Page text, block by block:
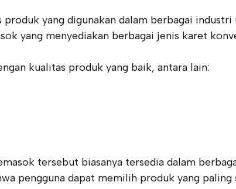
yang digunakan dalam berbagai
yang menyediakan berbagai jenis karet
kualitas produk yang baik, antara lain:
tersebut biasanya tersedia dalam
pengguna dapat memilih produk yang paling